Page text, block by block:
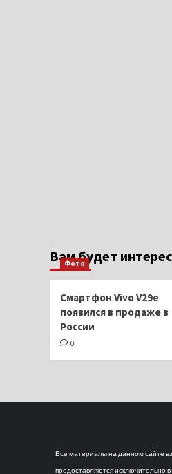
Вам будет
Фото
Смартфон Vivo V29e
появился в продаже в
России
0
Все материалы на данном сайте
предоставляются исключительно